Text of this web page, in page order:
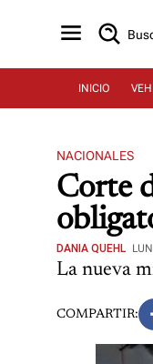
INICIO
NACIONALES
Corte
DANIA QUEHL
La nueva
COMPARTIR: